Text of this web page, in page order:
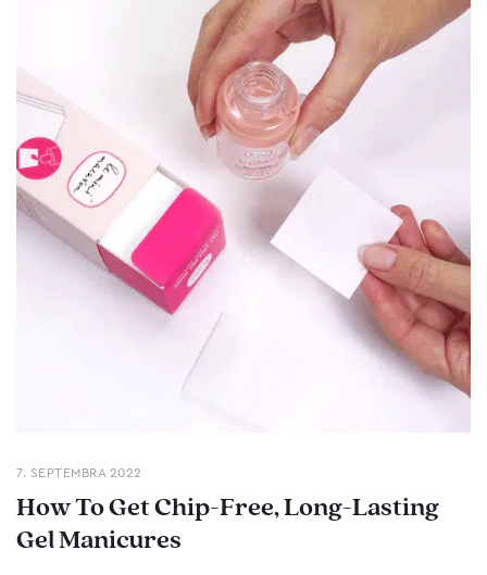
7. SEPTEMBRA 2022
How To Get Chip-Free, Long-Lasting
Gel Manicures